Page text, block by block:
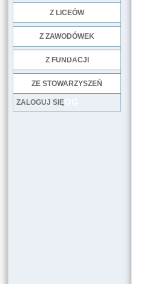
Z LICEÓW
Z ZAWODÓWEK
Z FUNDACJI
ZE STOWARZYSZEŃ
LOG
ZALOGUJ SIĘ